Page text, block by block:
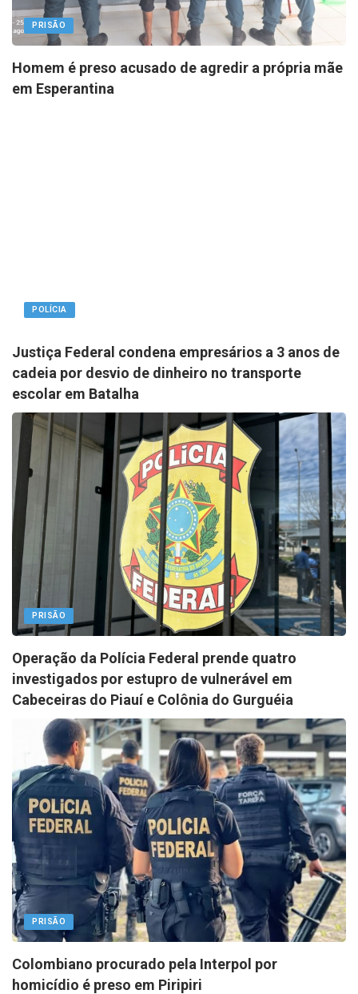
PRISÃO
Homem é preso acusado de agredir a própria mãe
em Esperantina
POLÍCIA
Justiça Federal condena empresários a 3 anos de
cadeia por desvio de dinheiro no transporte
escolar em Batalha
PRISÃO
Operação da Polícia Federal prende quatro
investigados por estupro de vulnerável em
Cabeceiras do Piauí e Colônia do Gurguéia
PRISÃO
Colombiano procurado pela Interpol por
homicídio é preso em Piripiri